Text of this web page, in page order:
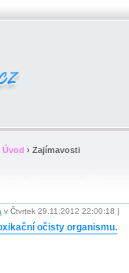
Úvod › Zajímavosti
v Čtvrtek 29.11.2012 22:00:18 |
očisty organismu.